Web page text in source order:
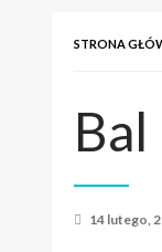
STRONA
14 lutego,